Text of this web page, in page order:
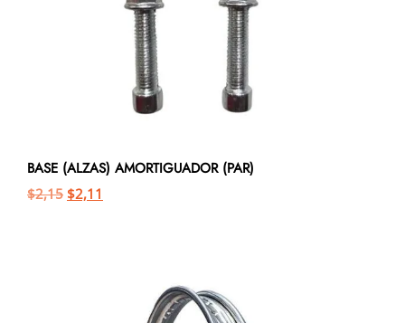
BASE (ALZAS) AMORTIGUADOR (PAR)
$2,15 $2,11